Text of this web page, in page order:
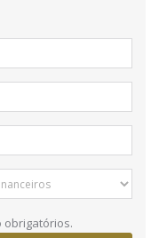
obrigatórios.